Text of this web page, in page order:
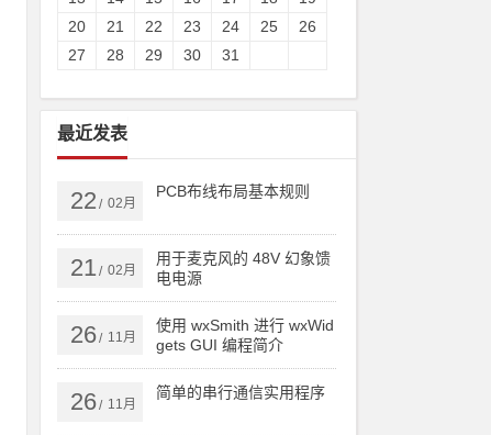
20
21 22 23 24 25
26
27
28 29 30 31
最近发表
22 / 02月
PCB布线布局基本规则
21 / 02月
用于麦克风的 48V 幻象馈
电电源
26/ 11月
使用 wxSmith 进行 wxWid
gets GUI 编程简介
26/ 11月
简单的串行通信实用程序